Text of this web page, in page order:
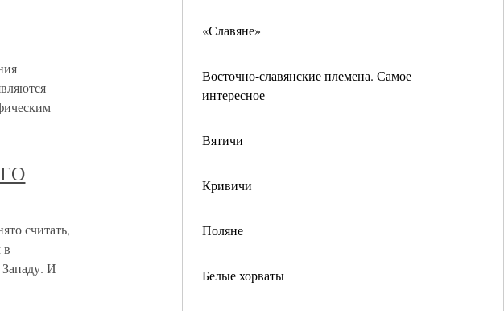
«Славяне»
Восточно-славянские племена. Самое
интересное
Вятичи
Кривичи
Поляне
Белые хорваты
считать,
в
И